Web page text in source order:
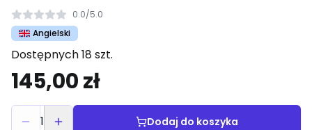
0.0/5.0
Angielski
Dostępnych 18 szt.
145,00 zł
1 Dodaj do koszyka